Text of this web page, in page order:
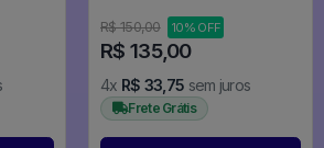
R$ 150,00
10% OFF
R$ 135,00
4x R$ 33,75 sem juros
Frete Grátis